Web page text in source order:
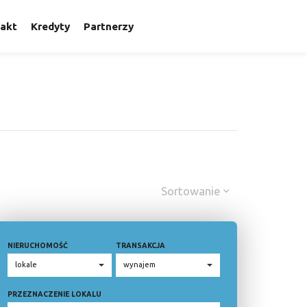
Kredyty Partnerzy
Sortowanie
NIERUCHOMOŚĆ TRANSAKCJA
PRZEZNACZENIE LOKALU